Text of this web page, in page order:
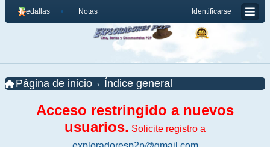
Identificarse
Medallas Notas
Página de inicio Índice general
Acceso restringido a nuevos
usuarios. Solicite registro a